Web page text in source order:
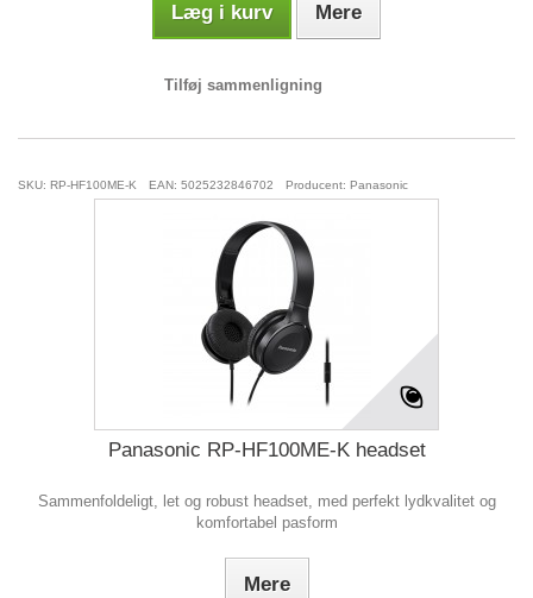
Læg i kurv Mere
Tilføj sammenligning
SKU: RP-HF100ME-K EAN: 5025232846702 Producent: Panasonic
Panasonic RP-HF100ME-K headset
Sammenfoldeligt, let og robust headset, med perfekt lydkvalitet og
komfortabel pasform
Mere